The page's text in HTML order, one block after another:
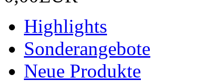
Highlights
Sonderangebote
Neue Produkte